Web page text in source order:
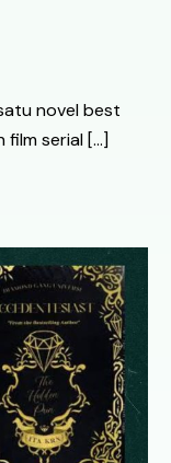
novel best
film serial […]